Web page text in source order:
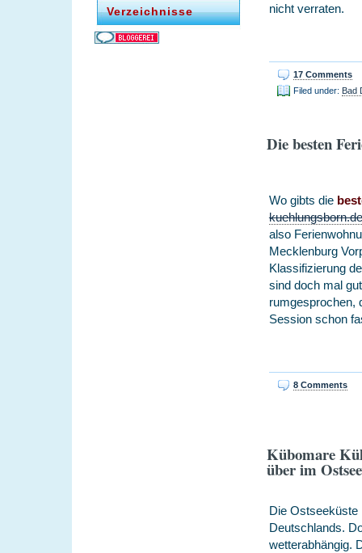
Verzeichnisse
nicht verraten.
17 Comments
Filed under: Bad
Die besten
Wo gibts die
also
Mecklenburg
Klassifizierung
sind doch mal
rumgesprochen,
Session schon
8 Comments
Kübomare
über im
Die Ostseeküste
Deutschlands.
wetterabhängig.